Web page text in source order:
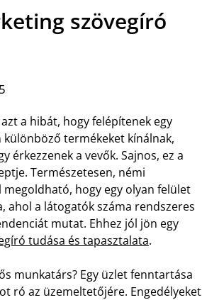
szövegíró
a hibát, hogy felépítenek egy
termékeket kínálnak,
érkezzenek a vevők. Sajnos, ez a
Természetesen, némi
hogy egy olyan felület
ahol a látogatók száma rendszeres
mutat. Ehhez jól jön egy
tudása és tapasztalata.
munkatárs? Egy üzlet fenntartása
ró az üzemeltetőjére. Engedélyeket